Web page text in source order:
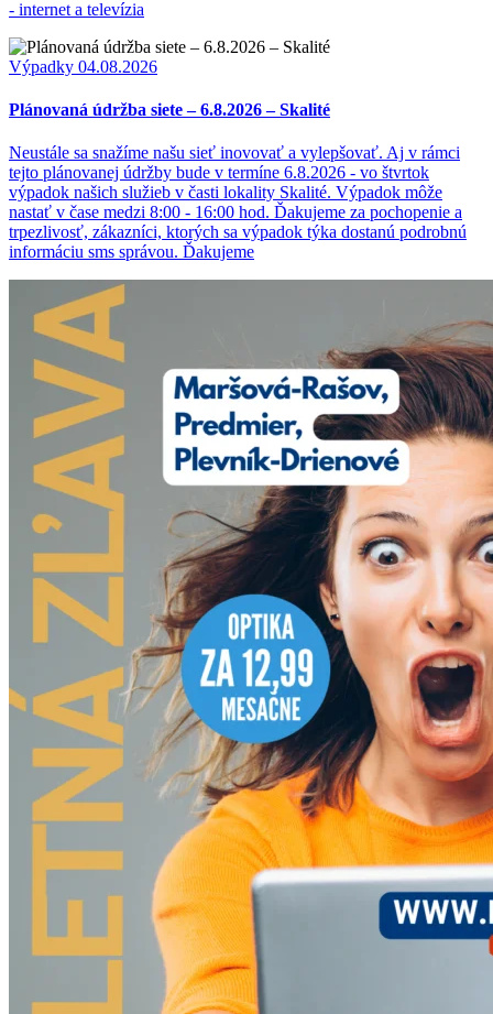
- internet a televízia
Výpadky 04.08.2026
Plánovaná údržba siete – 6.8.2026 – Skalité
Neustále sa snažíme našu sieť inovovať a vylepšovať. Aj v rámci
tejto plánovanej údržby bude v termíne 6.8.2026 - vo štvrtok
výpadok našich služieb v časti lokality Skalité. Výpadok môže
nastať v čase medzi 8:00 - 16:00 hod. Ďakujeme za pochopenie a
trpezlivosť, zákazníci, ktorých sa výpadok týka dostanú podrobnú
informáciu sms správou. Ďakujeme